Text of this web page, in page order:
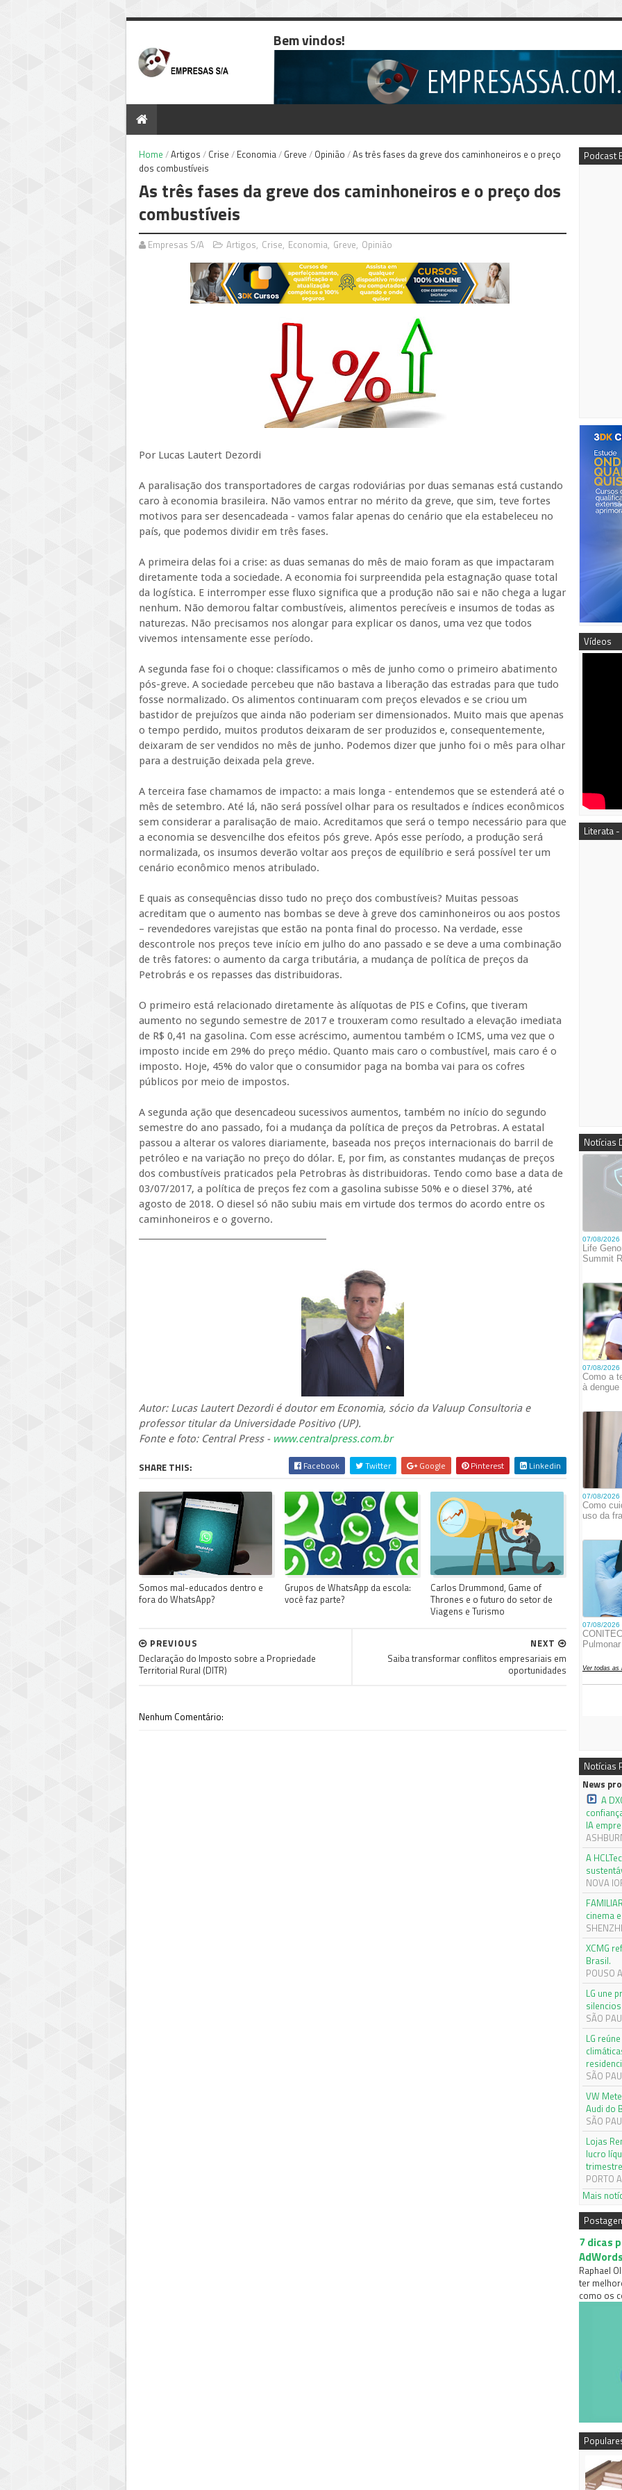
Bem vindos!
Home /Artigos / Crise / Economia/ Greve / Opinião /As três fases da greve dos caminhoneiros e o preço
dos combustíveis
As três fases da greve dos caminhoneiros e o preço dos
combustíveis
Empresas S/A Artigos, Crise, Economia, Greve, Opinião
Por Lucas Lautert Dezordi
A paralisação dos transportadores de cargas rodoviárias por duas semanas está custando
caro à economia brasileira. Não vamos entrar no mérito da greve, que sim, teve fortes
motivos para ser desencadeada - vamos falar apenas do cenário que ela estabeleceu no
país, que podemos dividir em três fases.
A primeira delas foi a crise: as duas semanas do mês de maio foram as que impactaram
diretamente toda a sociedade. A economia foi surpreendida pela estagnação quase total
da logística. E interromper esse fluxo significa que a produção não sai e não chega a lugar
nenhum. Não demorou faltar combustíveis, alimentos perecíveis e insumos de todas as
naturezas. Não precisamos nos alongar para explicar os danos, uma vez que todos
vivemos intensamente esse período.
A segunda fase foi o choque: classificamos o mês de junho como o primeiro abatimento
pós-greve. A sociedade percebeu que não bastava a liberação das estradas para que tudo
fosse normalizado. Os alimentos continuaram com preços elevados e se criou um
bastidor de prejuízos que ainda não poderiam ser dimensionados. Muito mais que apenas
o tempo perdido, muitos produtos deixaram de ser produzidos e, consequentemente,
deixaram de ser vendidos no mês de junho. Podemos dizer que junho foi o mês para olhar
para a destruição deixada pela greve.
A terceira fase chamamos de impacto: a mais longa - entendemos que se estenderá até o
mês de setembro. Até lá, não será possível olhar para os resultados e índices econômicos
sem considerar a paralisação de maio. Acreditamos que será o tempo necessário para que
a economia se desvencilhe dos efeitos pós greve. Após esse período, a produção será
normalizada, os insumos deverão voltar aos preços de equilíbrio e será possível ter um
cenário econômico menos atribulado.
E quais as consequências disso tudo no preço dos combustíveis? Muitas pessoas
acreditam que o aumento nas bombas se deve à greve dos caminhoneiros ou aos postos
– revendedores varejistas que estão na ponta final do processo. Na verdade, esse
descontrole nos preços teve início em julho do ano passado e se deve a uma combinação
de três fatores: o aumento da carga tributária, a mudança de política de preços da
Petrobrás e os repasses das distribuidoras.
O primeiro está relacionado diretamente às alíquotas de PIS e Cofins, que tiveram
aumento no segundo semestre de 2017 e trouxeram como resultado a elevação imediata
de R$ 0,41 na gasolina. Com esse acréscimo, aumentou também o ICMS, uma vez que o
imposto incide em 29% do preço médio. Quanto mais caro o combustível, mais caro é o
imposto. Hoje, 45% do valor que o consumidor paga na bomba vai para os cofres
públicos por meio de impostos.
A segunda ação que desencadeou sucessivos aumentos, também no início do segundo
semestre do ano passado, foi a mudança da política de preços da Petrobras. A estatal
passou a alterar os valores diariamente, baseada nos preços internacionais do barril de
petróleo e na variação no preço do dólar. E, por fim, as constantes mudanças de preços
dos combustíveis praticados pela Petrobras às distribuidoras. Tendo como base a data de
03/07/2017, a política de preços fez com a gasolina subisse 50% e o diesel 37%, até
agosto de 2018. O diesel só não subiu mais em virtude dos termos do acordo entre os
caminhoneiros e o governo.
Autor: Lucas Lautert Dezordi é doutor em Economia, sócio da Valuup Consultoria e
professor titular da Universidade Positivo (UP).
Fonte e foto: Central Press - www.centralpress.com.br
SHARE THIS: Facebook Twitter Google Pinterest Linkedin
Somos mal-educados dentro e
fora do WhatsApp?
Grupos de WhatsApp da escola:
você faz parte?
Carlos Drummond, Game of
Thrones e o futuro do setor de
Viagens e Turismo
NEXT
Saiba transformar conflitos empresariais em
oportunidades
PREVIOUS
Declaração do Imposto sobre a Propriedade
Territorial Rural (DITR)
Nenhum Comentário:
Podcast
Vídeos
Literata
Notícias
Notícias
News
A
IA
A
NOVA
cinema
XCMG
Brasil.
POUSO
LG une
SÃO
LG
SÃO
VW
Audi do
SÃO
Lojas
lucro
trimestre
PORTO
Mais
7 dicas
Raphael
ter
como os